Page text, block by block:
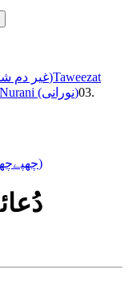
Ghair Dum Shuda Products (غیر دم شدہ اشیاء)Taweezat
Nurani (نورانی)03.
Printed (چھپےچھپائے)